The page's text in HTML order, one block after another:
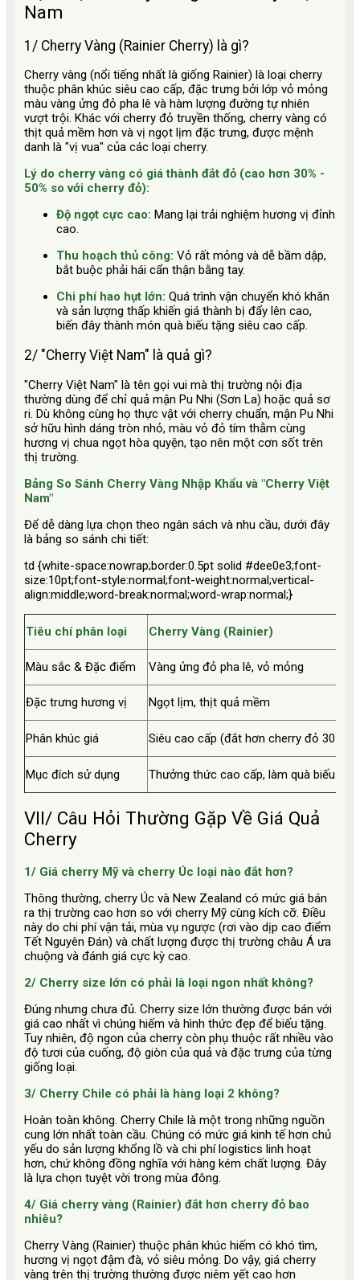
Nam
1/ Cherry Vàng (Rainier Cherry) là gì?
Cherry vàng (nổi tiếng nhất là giống Rainier) là loại cherry
thuộc phân khúc siêu cao cấp, đặc trưng bởi lớp vỏ mỏng
màu vàng ửng đỏ pha lê và hàm lượng đường tự nhiên
vượt trội. Khác với cherry đỏ truyền thống, cherry vàng có
thịt quả mềm hơn và vị ngọt lịm đặc trưng, được mệnh
danh là "vị vua" của các loại cherry.
Lý do cherry vàng có giá thành đắt đỏ (cao hơn 30% -
50% so với cherry đỏ):
Độ ngọt cực cao: Mang lại trải nghiệm hương vị đỉnh
cao.
Thu hoạch thủ công: Vỏ rất mỏng và dễ bầm dập,
bắt buộc phải hái cẩn thận bằng tay.
Chi phí hao hụt lớn: Quá trình vận chuyển khó khăn
và sản lượng thấp khiến giá thành bị đẩy lên cao,
biến đây thành món quà biếu tặng siêu cao cấp.
2/ "Cherry Việt Nam" là quả gì?
"Cherry Việt Nam" là tên gọi vui mà thị trường nội địa
thường dùng để chỉ quả mận Pu Nhi (Sơn La) hoặc quả sơ
ri. Dù không cùng họ thực vật với cherry chuẩn, mận Pu Nhi
sở hữu hình dáng tròn nhỏ, màu vỏ đỏ tím thẫm cùng
hương vị chua ngọt hòa quyện, tạo nên một cơn sốt trên
thị trường.
Bảng So Sánh Cherry Vàng Nhập Khẩu và "Cherry Việt
Nam"
Để dễ dàng lựa chọn theo ngân sách và nhu cầu, dưới đây
là bảng so sánh chi tiết:
td {white-space:nowrap;border:0.5pt solid #dee0e3;font-
size:10pt;font-style:normal;font-weight:normal;vertical-
align:middle;word-break:normal;word-wrap:normal;}
Tiêu chí phân loại Cherry Vàng (Rainier)
Màu sắc & Đặc điểm Vàng ửng đỏ pha lê, vỏ mỏng
Đặc trưng hương vị Ngọt lịm, thịt quả mềm
Phân khúc giá Siêu cao cấp (đắt hơn cherry đỏ 30-
Mục đích sử dụng Thưởng thức cao cấp, làm quà biếu
VII/ Câu Hỏi Thường Gặp Về Giá Quả
Cherry
1/ Giá cherry Mỹ và cherry Úc loại nào đắt hơn?
Thông thường, cherry Úc và New Zealand có mức giá bán
ra thị trường cao hơn so với cherry Mỹ cùng kích cỡ. Điều
này do chi phí vận tải, mùa vụ ngược (rơi vào dịp cao điểm
Tết Nguyên Đán) và chất lượng được thị trường châu Á ưa
chuộng và đánh giá cực kỳ cao.
2/ Cherry size lớn có phải là loại ngon nhất không?
Đúng nhưng chưa đủ. Cherry size lớn thường được bán với
giá cao nhất vì chúng hiếm và hình thức đẹp để biếu tặng.
Tuy nhiên, độ ngon của cherry còn phụ thuộc rất nhiều vào
độ tươi của cuống, độ giòn của quả và đặc trưng của từng
giống loại.
3/ Cherry Chile có phải là hàng loại 2 không?
Hoàn toàn không. Cherry Chile là một trong những nguồn
cung lớn nhất toàn cầu. Chúng có mức giá kinh tế hơn chủ
yếu do sản lượng khổng lồ và chi phí logistics linh hoạt
hơn, chứ không đồng nghĩa với hàng kém chất lượng. Đây
là lựa chọn tuyệt vời trong mùa đông.
4/ Giá cherry vàng (Rainier) đắt hơn cherry đỏ bao
nhiêu?
Cherry Vàng (Rainier) thuộc phân khúc hiếm có khó tìm,
hương vị ngọt đậm đà, vỏ siêu mỏng. Do vậy, giá cherry
vàng trên thị trường thường được niêm yết cao hơn